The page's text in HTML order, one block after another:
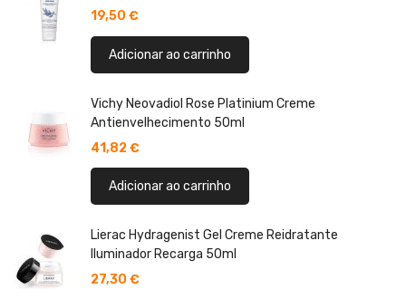
19,50 €
Adicionar ao carrinho
Vichy Neovadiol Rose Platinium Creme
Antienvelhecimento 50ml
41,82 €
Adicionar ao carrinho
Lierac Hydragenist Gel Creme Reidratante
Iluminador Recarga 50ml
27,30 €